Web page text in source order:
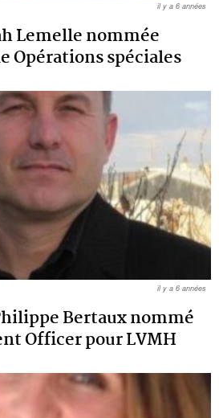
Lemelle nommée
Opérations spéciales
il y a 6 années
Bertaux nommé
Officer pour LVMH
il y a 6 années